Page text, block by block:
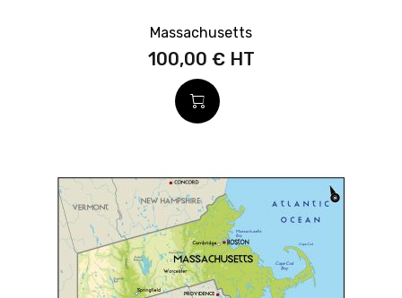
Massachusetts
100,00 €